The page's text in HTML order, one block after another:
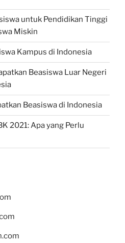
untuk Pendidikan Tinggi
Miskin
Kampus di Indonesia
Beasiswa Luar Negeri
Beasiswa di Indonesia
2021: Apa yang Perlu